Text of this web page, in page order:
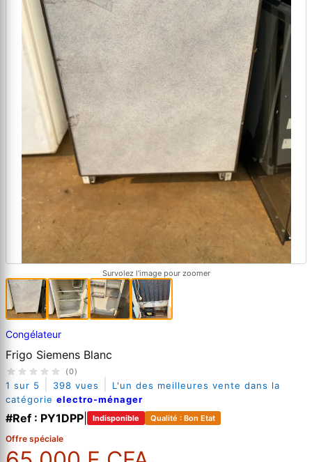
Survolez l'image pour zoomer
Congélateur
Frigo Siemens Blanc
(0)
1 sur 5 398 vues
L'un des meilleures vente dans la
catégorie electro-ménager
#Ref : PY1DPP Indisponible Qualité : Bon Etat
Offre spéciale